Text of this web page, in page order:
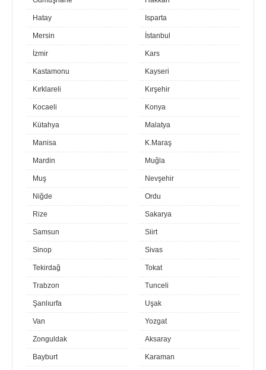
Hatay Isparta
Mersin İstanbul
İzmir Kars
Kastamonu Kayseri
Kırklareli Kırşehir
Kocaeli Konya
Kütahya Malatya
Manisa K.Maraş
Mardin Muğla
Muş Nevşehir
Niğde Ordu
Rize Sakarya
Samsun Siirt
Sinop Sivas
Tekirdağ Tokat
Trabzon Tunceli
Şanlıurfa Uşak
Van Yozgat
Zonguldak Aksaray
Bayburt Karaman